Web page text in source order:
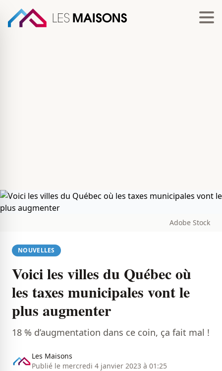
Adobe Stock
NOUVELLES
Voici les villes du Québec où
les taxes municipales vont le
plus augmenter
18 % d’augmentation dans ce coin, ça fait mal !
Les Maisons
Publié le mercredi 4 janvier 2023 à 01:25